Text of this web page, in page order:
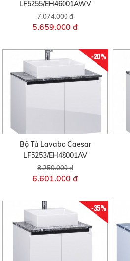
LF5255/EH46001AWV
7.074.000 đ
5.659.000 đ
-20%
Bộ Tủ Lavabo Caesar
LF5253/EH48001AV
8.250.000 đ
6.601.000 đ
-35%